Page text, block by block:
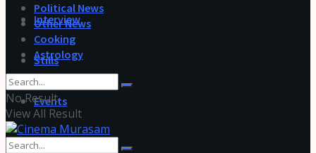
Interview
Stills
Events
Videos
Political News
Other News
Cooking
Astrology
No Result
View All Result